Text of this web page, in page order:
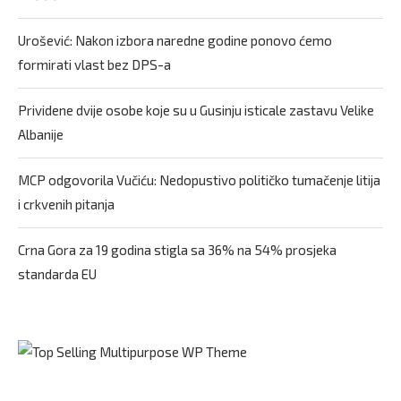
Urošević: Nakon izbora naredne godine ponovo ćemo
formirati vlast bez DPS-a
Prividene dvije osobe koje su u Gusinju isticale zastavu Velike
Albanije
MCP odgovorila Vučiću: Nedopustivo političko tumačenje litija
i crkvenih pitanja
Crna Gora za 19 godina stigla sa 36% na 54% prosjeka
standarda EU